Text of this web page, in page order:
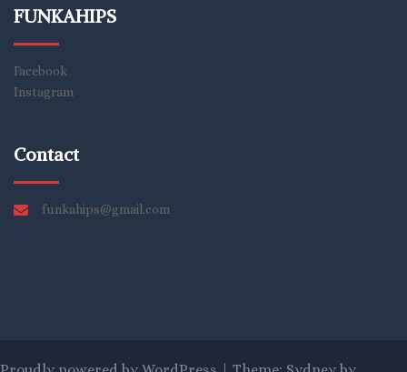
FUNKAHIPS
Facebook
Instagram
Contact
funkahips@gmail.com